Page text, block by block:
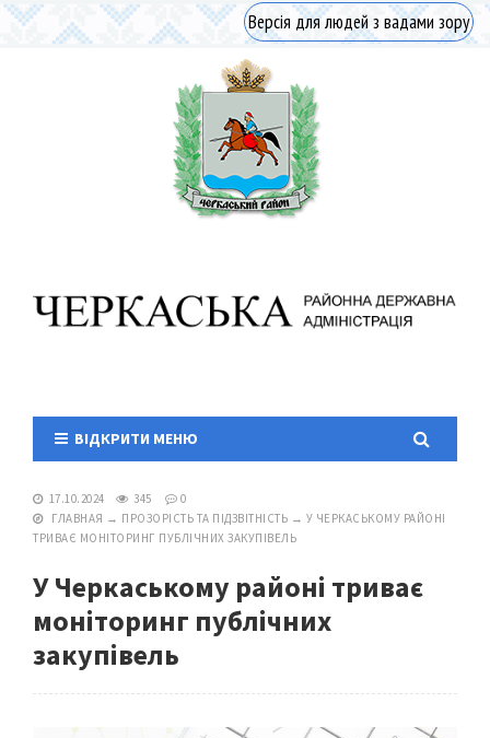
Версія для людей з вадами зору
ВІДКРИТИ МЕНЮ
17.10.2024 345
0
ГЛАВНАЯ → ПРОЗОРІСТЬ ТА ПІДЗВІТНІСТЬ → У ЧЕРКАСЬКОМУ РАЙОНІ
ТРИВАЄ МОНІТОРИНГ ПУБЛІЧНИХ ЗАКУПІВЕЛЬ
У Черкаському районі триває
моніторинг публічних
закупівель